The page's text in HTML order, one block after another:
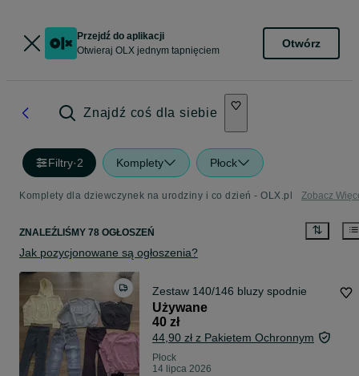
Przejdź do aplikacji
Otwieraj OLX jednym tapnięciem
Otwórz
Znajdź coś dla siebie
Filtry·2 Komplety Płock
Komplety dla dziewczynek na urodziny i co dzień - OLX.pl Zobacz
ZNALEŹLIŚMY 78 OGŁOSZEŃ
Jak pozycjonowane są ogłoszenia?
Zestaw 140/146 bluzy spodnie
Używane
40 zł
44,90 zł z Pakietem Ochronnym
Płock
14 lipca 2026